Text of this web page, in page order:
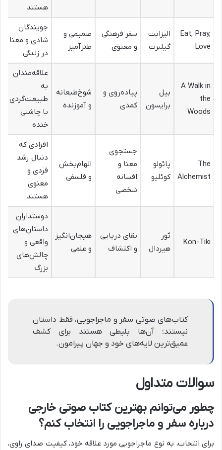
هستند
Eat, Pray,
Love
الیزابت
گیلبرت
سفر فرهنگی
و معنوی
صمیمی و
طنزآمیز
جويندگان
شادی و معنا
در زندگی
A Walk in
the
Woods
بیل
برایسون
پیاده‌روی و
کمدی
شوخ‌طبعانه
و آموزنده
علاقه‌مندان
به
طبیعت‌گردی
با چاشنی
خنده
The
Alchemist
پائولو
کوئلیو
جستجوی
معنا و
افسانه
شخصی
الهام‌بخش
و فلسفی
افرادی که
دنبال رشد
فردی و
معنوی
هستند
Kon-Tiki
ثور
هیردال
بقای دریایی
و اکتشاف
هیجان‌انگیز
و علمی
دوستداران
داستان‌های
واقعی و
چالش‌های
بزرگ
کتاب‌های صوتی سفر و ماجراجویی، فقط داستان
نیستند؛ آن‌ها بلیطی هستند برای کشف
عمیق‌ترین لایه‌های خود و جهان پیرامون.
سوالات متداول
چطور می‌توانم بهترین کتاب صوتی خارجی
درباره سفر و ماجراجویی را انتخاب کنم؟
برای انتخاب، به نوع ماجراجویی مورد علاقه خود، کیفیت صدای راوی،